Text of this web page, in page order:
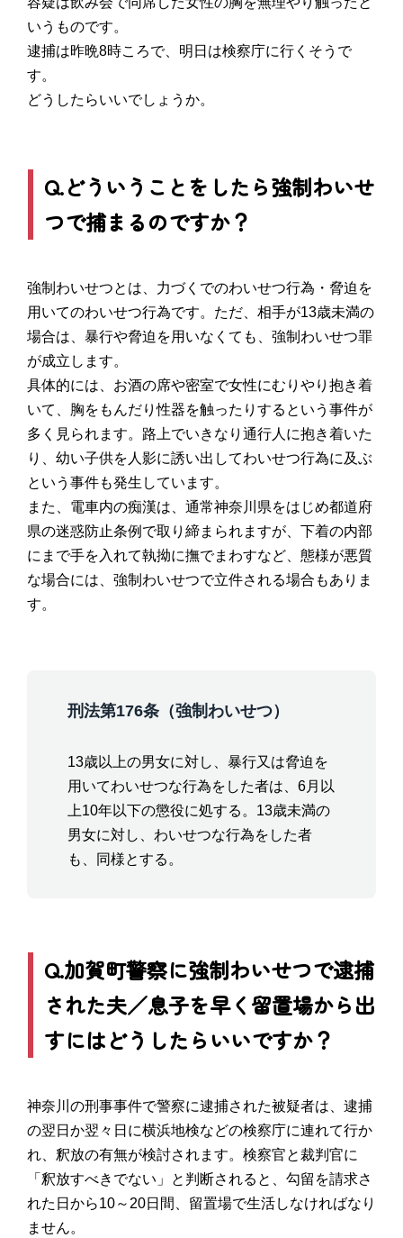
いうものです。
逮捕は昨晩8時ころで、明日は検察庁に行くそうで
す。
どうしたらいいでしょうか。
Q.どういうことをしたら強制わいせ
つで捕まるのですか？
強制わいせつとは、力づくでのわいせつ行為・脅迫を
用いてのわいせつ行為です。ただ、相手が13歳未満の
場合は、暴行や脅迫を用いなくても、強制わいせつ罪
が成立します。
具体的には、お酒の席や密室で女性にむりやり抱き着
いて、胸をもんだり性器を触ったりするという事件が
多く見られます。路上でいきなり通行人に抱き着いた
り、幼い子供を人影に誘い出してわいせつ行為に及ぶ
という事件も発生しています。
また、電車内の痴漢は、通常神奈川県をはじめ都道府
県の迷惑防止条例で取り締まられますが、下着の内部
にまで手を入れて執拗に撫でまわすなど、態様が悪質
な場合には、強制わいせつで立件される場合もありま
す。
刑法第176条（強制わいせつ）
13歳以上の男女に対し、暴行又は脅迫を
用いてわいせつな行為をした者は、6月以
上10年以下の懲役に処する。13歳未満の
男女に対し、わいせつな行為をした者
も、同様とする。
Q.加賀町警察に強制わいせつで逮捕
された夫／息子を早く留置場から出
すにはどうしたらいいですか？
神奈川の刑事事件で警察に逮捕された被疑者は、逮捕
の翌日か翌々日に横浜地検などの検察庁に連れて行か
れ、釈放の有無が検討されます。検察官と裁判官に
「釈放すべきでない」と判断されると、勾留を請求さ
れた日から10～20日間、留置場で生活しなければなり
ません。